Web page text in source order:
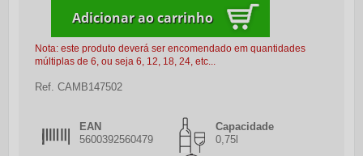
Nota: este produto deverá ser encomendado em quantidades
múltiplas de 6, ou seja 6, 12, 18, 24, etc...
Ref. CAMB147502
EAN
5600392560479
Capacidade
0,75l